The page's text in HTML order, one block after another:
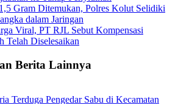
Gram Ditemukan, Polres Kolut Selidiki
dalam Jaringan
Viral, PT RJL Sebut Kompensasi
Telah Diselesaikan
Berita Lainnya
Terduga Pengedar Sabu di Kecamatan